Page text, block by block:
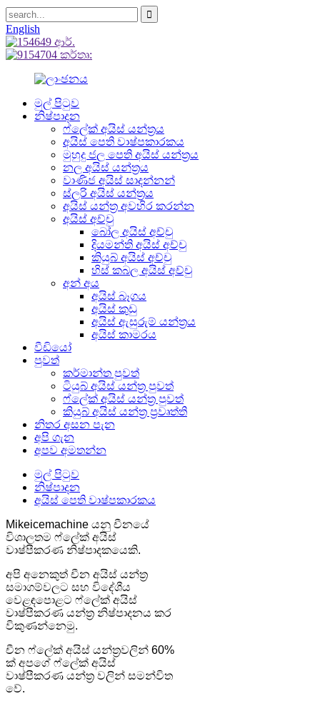
English
මුල් පිටුව
නිෂ්පාදන
ෆ්ලේක් අයිස් යන්ත්‍රය
අයිස් පෙති වාෂ්පකාරකය
මුහුදු ජල පෙති අයිස් යන්ත්‍රය
නල අයිස් යන්ත්‍රය
වාණිජ අයිස් සාදන්නන්
ස්ලරි අයිස් යන්ත්‍රය
අයිස් යන්ත්‍ර අවහිර කරන්න
අයිස් අච්චු
බෝල අයිස් අච්චු
දියමන්ති අයිස් අච්චු
කියුබ් අයිස් අච්චු
හිස් කබල අයිස් අච්චු
අන් අය
අයිස් බෑගය
අයිස් කුඩු
අයිස් ඇසුරුම් යන්ත්‍රය
අයිස් කාමරය
වීඩියෝ
පුවත්
කර්මාන්ත පුවත්
ටියුබ් අයිස් යන්ත්‍ර පුවත්
ෆ්ලේක් අයිස් යන්ත්‍ර පුවත්
කියුබ් අයිස් යන්ත්‍ර ප්‍රවෘත්ති
නිතර අසන පැන
අපි ගැන
අපව අමතන්න
මුල් පිටුව
නිෂ්පාදන
අයිස් පෙති වාෂ්පකාරකය
Mikeicemachine යනු චීනයේ
විශාලතම ෆ්ලේක් අයිස්
වාෂ්පීකරණ නිෂ්පාදකයෙකි.
අපි අනෙකුත් චීන අයිස් යන්ත්‍ර
සමාගම්වලට සහ විදේශීය
වෙළඳපොළට ෆ්ලේක් අයිස්
වාෂ්පීකරණ යන්ත්‍ර නිෂ්පාදනය කර
විකුණන්නෙමු.
චීන ෆ්ලේක් අයිස් යන්ත්‍රවලින් 60%
ක් අපගේ ෆ්ලේක් අයිස්
වාෂ්පීකරණ යන්ත්‍ර වලින් සමන්විත
වේ.